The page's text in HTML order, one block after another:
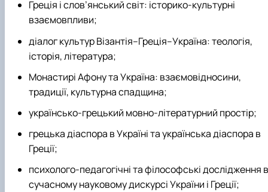
Греція і слов’янський світ: історико-культурні
взаємовпливи;
діалог культур Візантія–Греція–Україна: теологія,
історія, література;
Монастирі Афону та Україна: взаємовідносини,
традиції, культурна спадщина;
українсько-грецький мовно-літературний простір;
грецька діаспора в Україні та українська діаспора в
Греції;
психолого-педагогічні та філософські дослідження в
сучасному науковому дискурсі України і Греції;